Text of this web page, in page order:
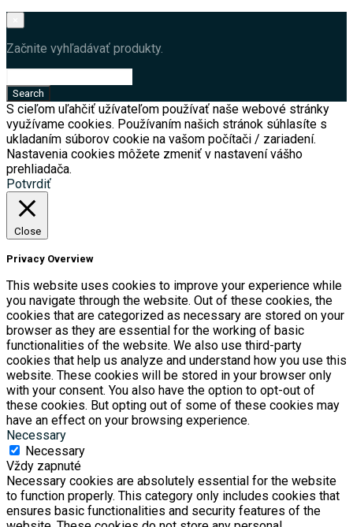
Začnite vyhľadávať produkty.
S cieľom uľahčiť užívateľom používať naše webové stránky
využívame cookies. Používaním našich stránok súhlasíte s
ukladaním súborov cookie na vašom počítači / zariadení.
Nastavenia cookies môžete zmeniť v nastavení vášho
prehliadača.
Potvrdiť
Close
Privacy Overview
This website uses cookies to improve your experience while
you navigate through the website. Out of these cookies, the
cookies that are categorized as necessary are stored on your
browser as they are essential for the working of basic
functionalities of the website. We also use third-party
cookies that help us analyze and understand how you use this
website. These cookies will be stored in your browser only
with your consent. You also have the option to opt-out of
these cookies. But opting out of some of these cookies may
have an effect on your browsing experience.
Necessary
Necessary
Vždy zapnuté
Necessary cookies are absolutely essential for the website
to function properly. This category only includes cookies that
ensures basic functionalities and security features of the